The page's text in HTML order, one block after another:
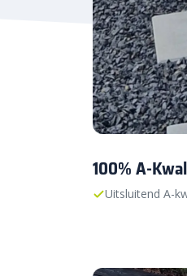
100% A-
Uitsluitend A-